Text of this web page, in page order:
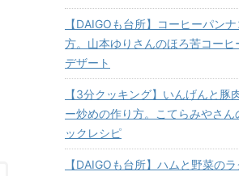
【DAIGOも台所】コーヒーパン
方。山本ゆりさんのほろ苦コーヒ
デザート
【3分クッキング】いんげんと豚
ー炒めの作り方。こてらみやさん
ックレシピ
【DAIGOも台所】ハムと野菜の